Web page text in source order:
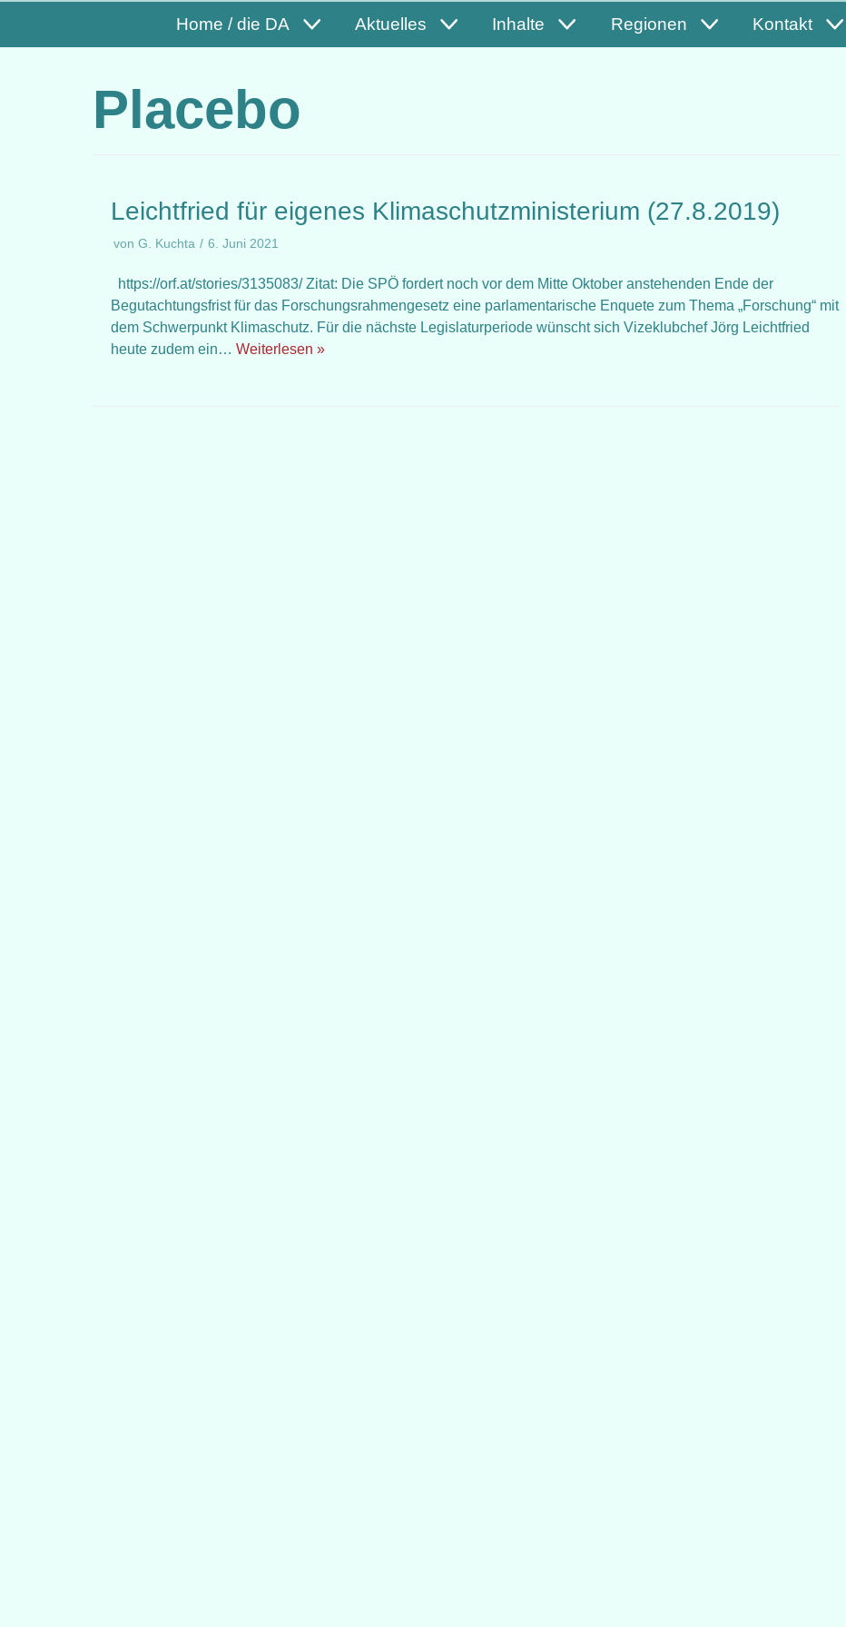
Home / die DA Aktuelles Inhalte Regionen Kontakt
Placebo
Leichtfried für eigenes Klimaschutzministerium (27.8.2019)
von G. Kuchta 6. Juni 2021
https://orf.at/stories/3135083/ Zitat: Die SPÖ fordert noch vor dem Mitte Oktober anstehenden Ende der
Begutachtungsfrist für das Forschungsrahmengesetz eine parlamentarische Enquete zum Thema „Forschung“ mit
dem Schwerpunkt Klimaschutz. Für die nächste Legislaturperiode wünscht sich Vizeklubchef Jörg Leichtfried
heute zudem ein… Weiterlesen »